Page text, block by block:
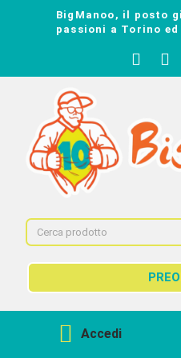
BigManoo, il posto
passioni a Torino ed
Accedi